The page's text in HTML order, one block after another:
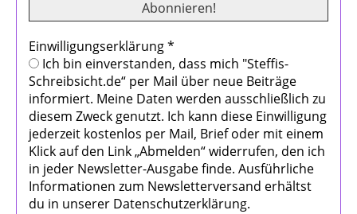
Einwilligungserklärung*
Ich bin einverstanden, dass mich "Steffis-
Schreibsicht.de“ per Mail über neue Beiträge
informiert. Meine Daten werden ausschließlich zu
diesem Zweck genutzt. Ich kann diese Einwilligung
jederzeit kostenlos per Mail, Brief oder mit einem
Klick auf den Link „Abmelden“ widerrufen, den ich
in jeder Newsletter-Ausgabe finde. Ausführliche
Informationen zum Newsletterversand erhältst
du in unserer Datenschutzerklärung.